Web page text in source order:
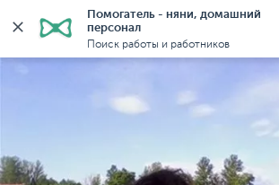
Помогатель - няни, домашний
персонал
Поиск работы и работников
Главная Сиделки Сиделки в